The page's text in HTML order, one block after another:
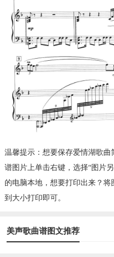
温馨提示：想要保存爱情湖歌
谱图片上单击右键，选择"图片
的电脑本地，想要打印出来？
到大小打印即可。
美声歌曲谱图文推荐